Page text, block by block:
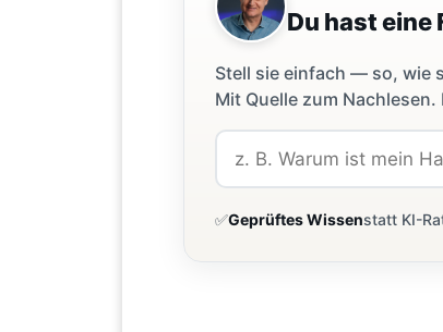
Du hast eine
Stell sie einfach — so, wie
Mit Quelle zum
✅Geprüftes Wissenstatt KI-